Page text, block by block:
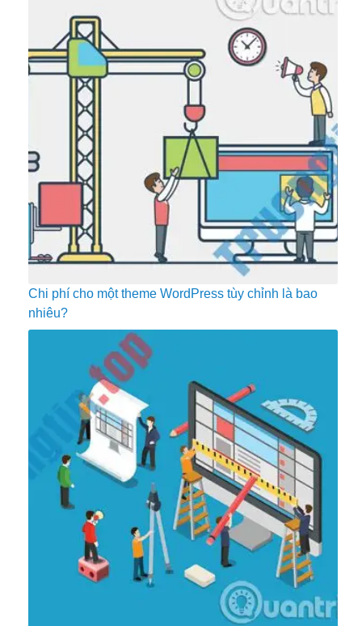
Chi phí cho một theme WordPress tùy chỉnh là bao
nhiêu?